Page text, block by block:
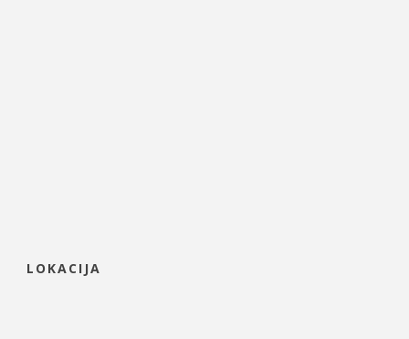
LOKACIJA